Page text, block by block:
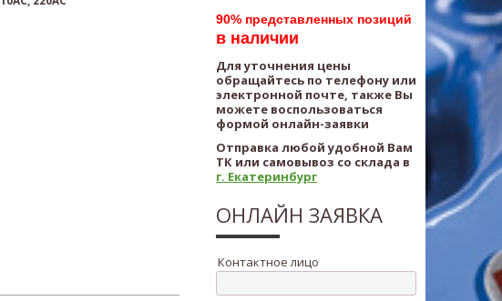
90% представленных позиций
в наличии
Для уточнения цены
обращайтесь по телефону или
электронной почте, также Вы
можете воспользоваться
формой онлайн-заявки
Отправка любой удобной Вам
ТК или самовывоз со склада в
г. Екатеринбург
ОНЛАЙН ЗАЯВКА
Контактное лицо